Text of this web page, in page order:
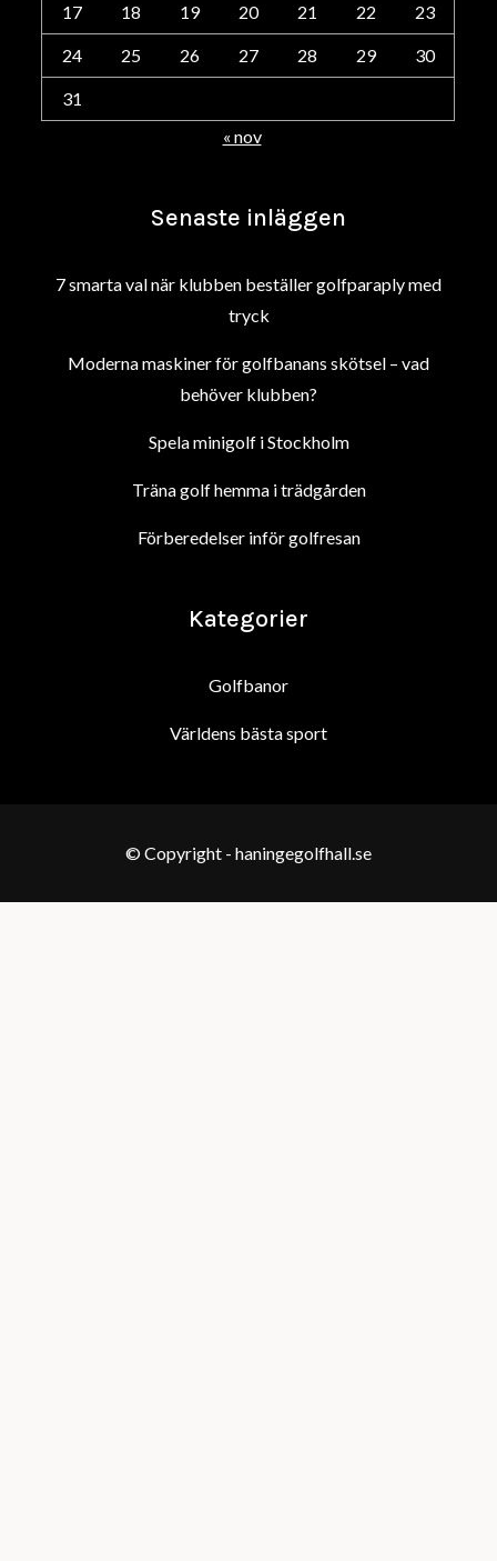
17 18 19 20 21 22 23
24 25 26 27 28 29 30
31
« nov
Senaste inläggen
7 smarta val när klubben beställer golfparaply med
tryck
Moderna maskiner för golfbanans skötsel – vad
behöver klubben?
Spela minigolf i Stockholm
Träna golf hemma i trädgården
Förberedelser inför golfresan
Kategorier
Golfbanor
Världens bästa sport
© Copyright - haningegolfhall.se